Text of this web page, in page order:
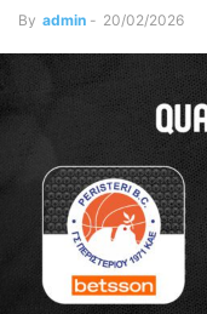
By admin - 20/02/2026